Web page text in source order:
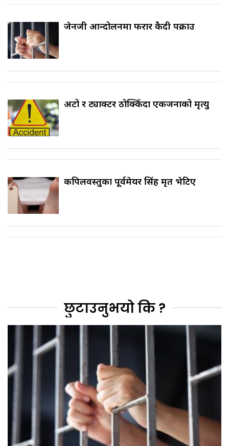
जेनजी आन्दोलनमा फरार कैदी पक्राउ
अटो र ट्याक्टर ठोक्किँदा एकजनाको मृत्यु
कपिलवस्तुका पूर्वमेयर सिंह मृत भेटिए
छुटाउनुभयो कि ?